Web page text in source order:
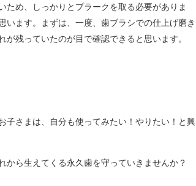
め、しっかりとプラークを取る必要がありま
ます。まずは、一度、歯ブラシでの仕上げ磨き
残っていたのが目で確認できると思います。
子さまは、自分も使ってみたい！やりたい！と興
ら生えてくる永久歯を守っていきませんか？